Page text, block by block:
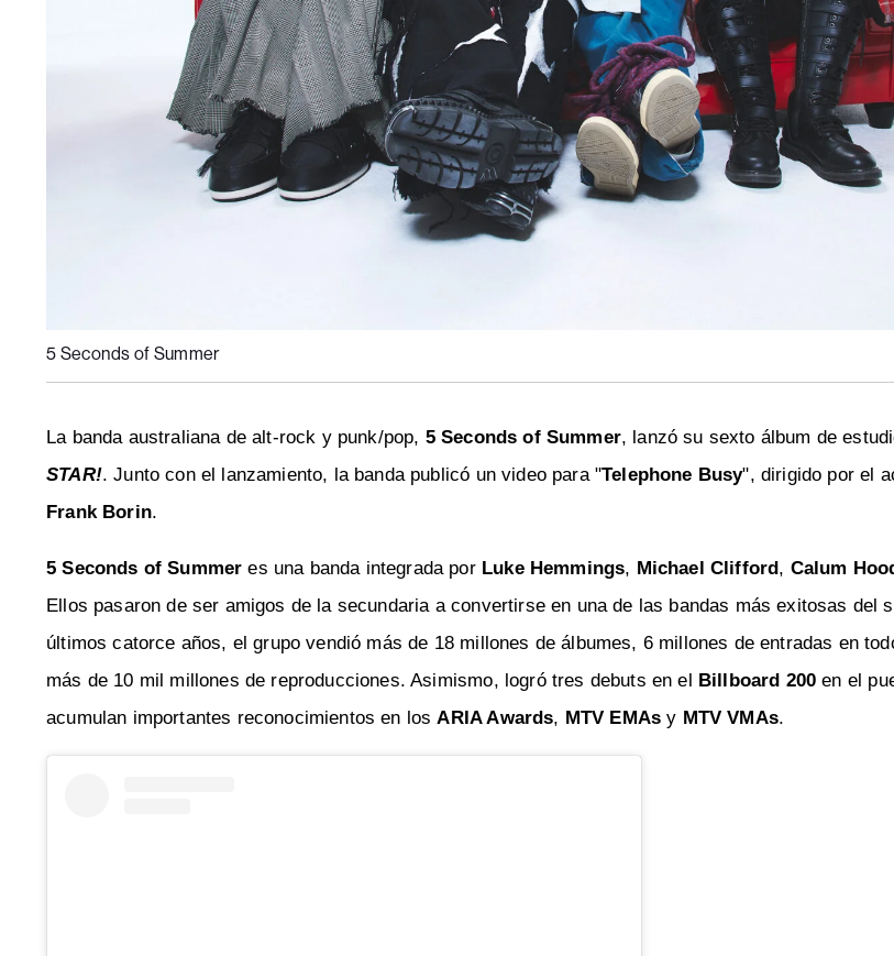
5 Seconds of Summer
La banda australiana de alt-rock y punk/pop, 5 Seconds of Summer, lanzó su sexto álbum de
STAR!. Junto con el lanzamiento, la banda publicó un video para "Telephone Busy", dirigido por el
Frank Borin.
5 Seconds of Summer es una banda integrada por Luke Hemmings, Michael Clifford , Calum
Ellos pasaron de ser amigos de la secundaria a convertirse en una de las bandas más exitosas del
últimos catorce años, el grupo vendió más de 18 millones de álbumes, 6 millones de entradas en
más de 10 mil millones de reproducciones. Asimismo, logró tres debuts en el
Billboard 200 en el
acumulan importantes reconocimientos en losARIA Awards, MTV EMAs y MTV VMAs.